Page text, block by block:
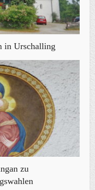
in Urschalling
zu